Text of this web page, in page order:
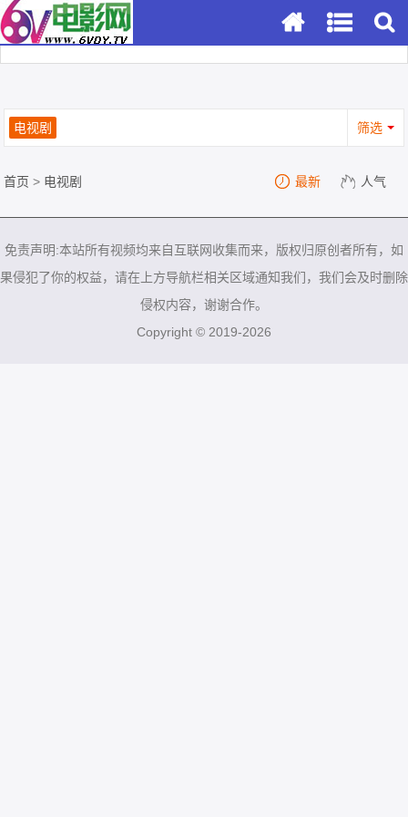
电视剧 筛选
首页 > 电视剧 最新 人气
免责声明:本站所有视频均来自互联网收集而来，版权归原创者所有，如
果侵犯了你的权益，请在上方导航栏相关区域通知我们，我们会及时删除
侵权内容，谢谢合作。
Copyright © 2019-2026